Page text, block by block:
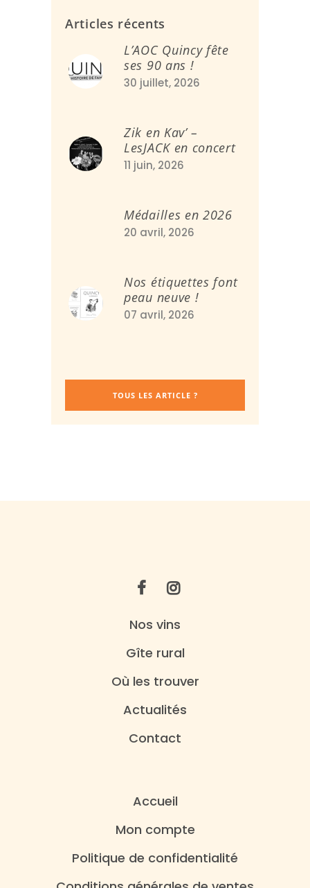
Articles récents
L’AOC Quincy fête
ses 90 ans !
30 juillet, 2026
Zik en Kav’ –
LesJACK en concert
11 juin, 2026
Médailles en 2026
20 avril, 2026
Nos étiquettes font
peau neuve !
07 avril, 2026
TOUS LES ARTICLE ?
Nos vins
Gîte rural
Où les trouver
Actualités
Contact
Accueil
Mon compte
Politique de confidentialité